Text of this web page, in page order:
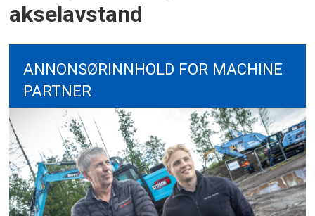
akselavstand
ANNONSØRINNHOLD FOR MACHINE
PARTNER